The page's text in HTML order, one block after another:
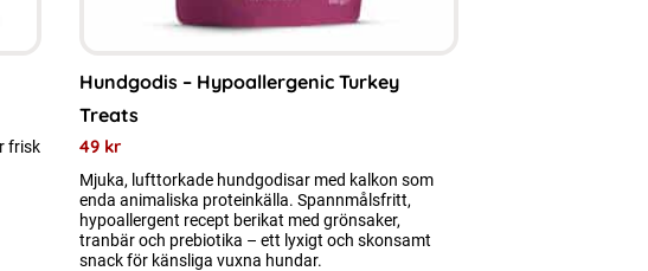
frisk
Hundgodis – Hypoallergenic Turkey
Treats
49 kr
Mjuka, lufttorkade hundgodisar med kalkon som
enda animaliska proteinkälla. Spannmålsfritt,
hypoallergent recept berikat med grönsaker,
tranbär och prebiotika – ett lyxigt och skonsamt
snack för känsliga vuxna hundar.